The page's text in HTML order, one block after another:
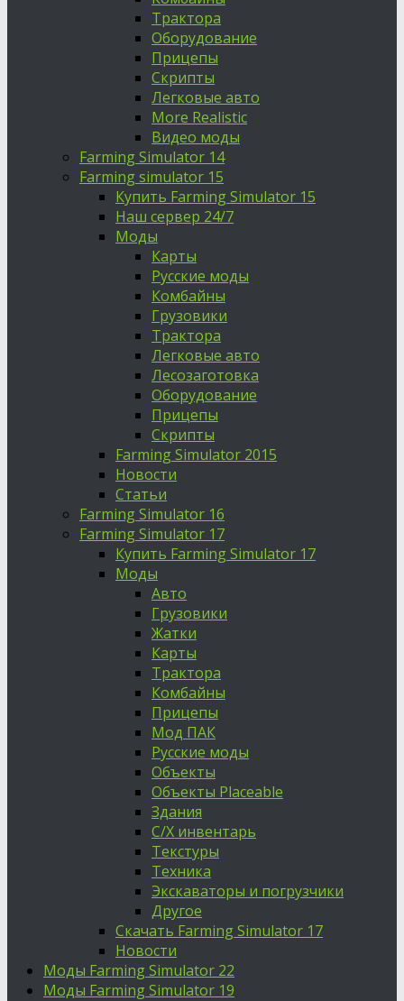
Трактора
Оборудование
Прицепы
Скрипты
Легковые авто
More Realistic
Видео моды
Farming Simulator 14
Farming simulator 15
Купить Farming Simulator 15
Наш сервер 24/7
Моды
Карты
Русские моды
Комбайны
Грузовики
Трактора
Легковые авто
Лесозаготовка
Оборудование
Прицепы
Скрипты
Farming Simulator 2015
Новости
Статьи
Farming Simulator 16
Farming Simulator 17
Купить Farming Simulator 17
Моды
Авто
Грузовики
Жатки
Карты
Трактора
Комбайны
Прицепы
Мод ПАК
Русские моды
Объекты
Объекты Placeable
Здания
С/Х инвентарь
Текстуры
Техника
Экскаваторы и погрузчики
Другое
Скачать Farming Simulator 17
Новости
Моды Farming Simulator 22
Моды Farming Simulator 19